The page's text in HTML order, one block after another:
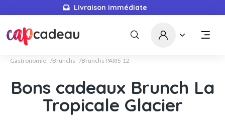
Livraison immédiate
Gastronomie Brunchs Brunchs PARIS-12
Bons cadeaux Brunch La
Tropicale Glacier